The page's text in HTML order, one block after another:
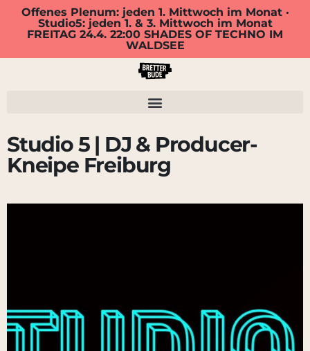
Offenes Plenum: jeden 1. Mittwoch im Monat ·
Studio5: jeden 1. & 3. Mittwoch im Monat
FREITAG 24.4. 22:00 SHADES OF TECHNO IM
WALDSEE
Studio 5 | DJ & Producer-
Kneipe Freiburg